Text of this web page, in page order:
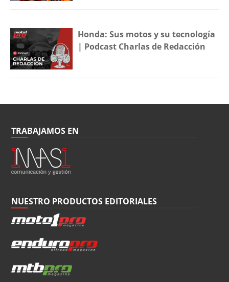
Honda: Sus motos y su tecnología
| Podcast Charlas de Redacción
TRABAJAMOS EN
NUESTRO PRODUCTOS EDITORIALES